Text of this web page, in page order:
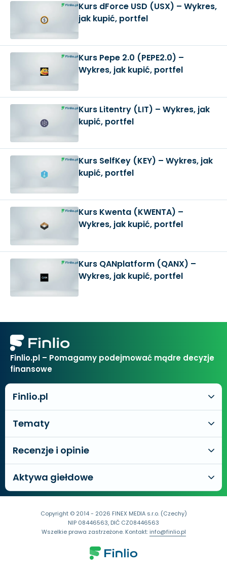
Kurs dForce USD (USX) – Wykres,
jak kupić, portfel
Kurs Pepe 2.0 (PEPE2.0) –
Wykres, jak kupić, portfel
Kurs Litentry (LIT) – Wykres, jak
kupić, portfel
Kurs SelfKey (KEY) – Wykres, jak
kupić, portfel
Kurs Kwenta (KWENTA) –
Wykres, jak kupić, portfel
Kurs QANplatform (QANX) –
Wykres, jak kupić, portfel
Finlio.pl – Pomagamy podejmować mądre decyzje
finansowe
Finlio.pl
Tematy
Recenzje i opinie
Aktywa giełdowe
Copyright © 2014 - 2026 FINEX MEDIA s.r.o. (Czechy)
NIP 08446563, DIČ CZ08446563
Wszelkie prawa zastrzeżone. Kontakt:info@finlio.pl